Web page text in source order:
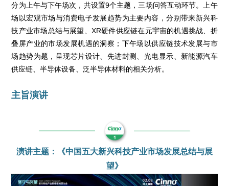
分为上午与下午场次，共设置9个主题，三场问答互动环节。上午
场以宏观市场与消费电子发展趋势为主要内容，分别带来新兴科
技产业市场总结与展望、XR硬件供应链在元宇宙的机遇挑战、折
叠屏产业的市场发展机遇的洞察；下午场以供应链技术发展与市
场趋势为题，呈现芯片设计、先进封测、光电显示、新能源汽车
供应链、半导体设备、泛半导体材料的相关分析。
主旨演讲
演讲主题：《中国五大新兴科技产业市场发展总结与展
望》